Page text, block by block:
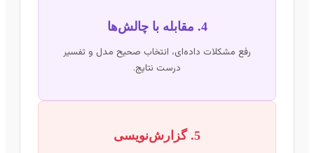
رفع مشکلات داده‌ای، انتخاب صحیح مدل و تفسیر
درست نتایج.